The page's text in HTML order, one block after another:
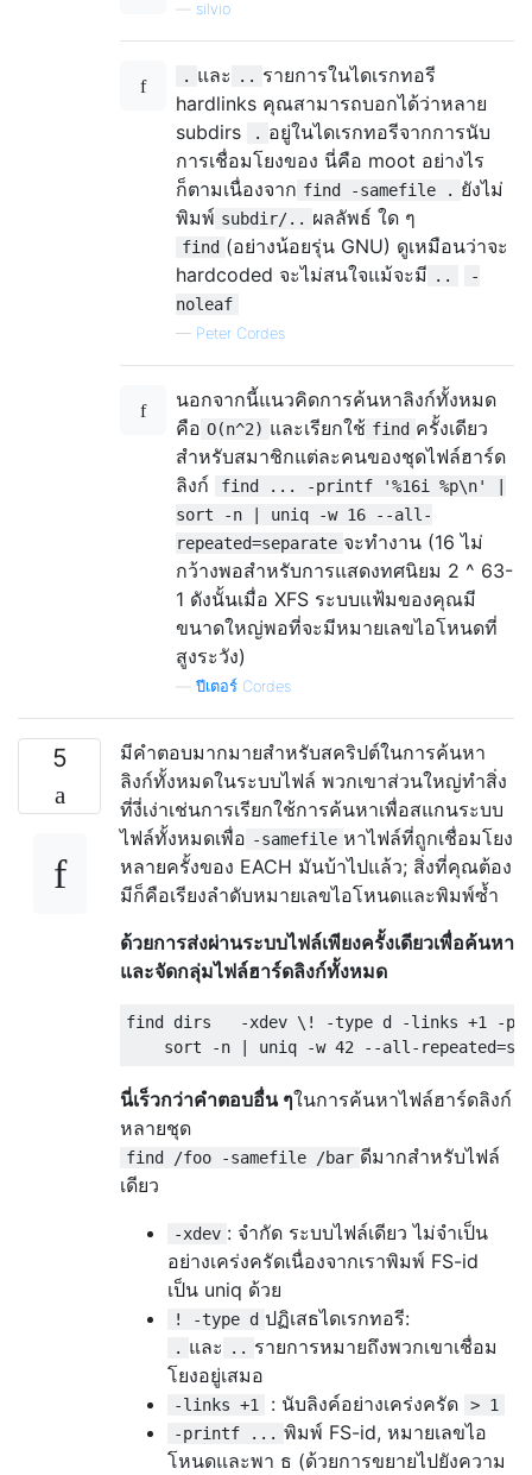
silvio
. และ .. รายการในไดเรกทอรี
hardlinks คุณสามารถบอกได้ว่าหลาย
subdirs
. อยู่ในไดเรกทอรีจากการนับ
การเชื่อมโยงของ นี่คือ moot อย่างไร
ก็ตามเนื่องจาก find -samefile . ยังไม่
พิมพ์ subdir/.. ผลลัพธ์ ใด ๆ
find (อย่างน้อยรุ่น GNU) ดูเหมือนว่าจะ
hardcoded จะไม่สนใจแม้จะมี ..
-
noleaf
— Peter Cordes
นอกจากนี้แนวคิดการค้นหาลิงก์ทั้งหมด
คือ O(n^2) และเรียกใช้ find ครั้งเดียว
สำหรับสมาชิกแต่ละคนของชุดไฟล์ฮาร์ด
ลิงก์
find ... -printf '%16i %p\n' |
sort -n | uniq -w 16 --all-
repeated=separate จะทำงาน (16 ไม่
กว้างพอสำหรับการแสดงทศนิยม 2 ^ 63-
1 ดังนั้นเมื่อ XFS ระบบแฟ้มของคุณมี
ขนาดใหญ่พอที่จะมีหมายเลขไอโหนดที่
สูงระวัง)
ปีเตอร์ Cordes
5
มีคำตอบมากมายสำหรับสคริปต์ในการค้นหา
ลิงก์ทั้งหมดในระบบไฟล์ พวกเขาส่วนใหญ่ทำสิ่ง
ที่งี่เง่าเช่นการเรียกใช้การค้นหาเพื่อสแกนระบบ
ไฟล์ทั้งหมดเพื่อ -samefile หาไฟล์ที่ถูกเชื่อมโยง
หลายครั้งของ EACH มันบ้าไปแล้ว; สิ่งที่คุณต้อง
มีก็คือเรียงลำดับหมายเลขไอโหนดและพิมพ์ซ้ำ
ด้วยการส่งผ่านระบบไฟล์เพียงครั้งเดียวเพื่อค้นหา
และจัดกลุ่มไฟล์ฮาร์ดลิงก์ทั้งหมด
find dirs   -xdev \! -type d -links +1 -
นี่เร็วกว่าคำตอบอื่น ๆในการค้นหาไฟล์ฮาร์ดลิงก์
หลายชุด
find /foo -samefile /bar ดีมากสำหรับไฟล์
เดียว
-xdev : จำกัด ระบบไฟล์เดียว ไม่จำเป็น
อย่างเคร่งครัดเนื่องจากเราพิมพ์ FS-id
เป็น uniq ด้วย
! -type d ปฏิเสธไดเรกทอรี:
. และ .. รายการหมายถึงพวกเขาเชื่อม
โยงอยู่เสมอ
-links +1 : นับลิงค์อย่างเคร่งครัด
> 1
-printf ... พิมพ์ FS-id, หมายเลขไอ
โหนดและพา ธ (ด้วยการขยายไปยังความ